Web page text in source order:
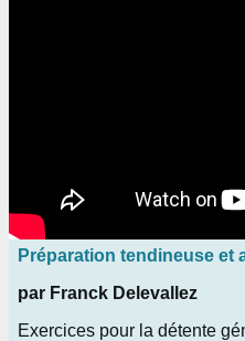
Préparation tendineuse et
par Franck Delevallez
Exercices pour la détente